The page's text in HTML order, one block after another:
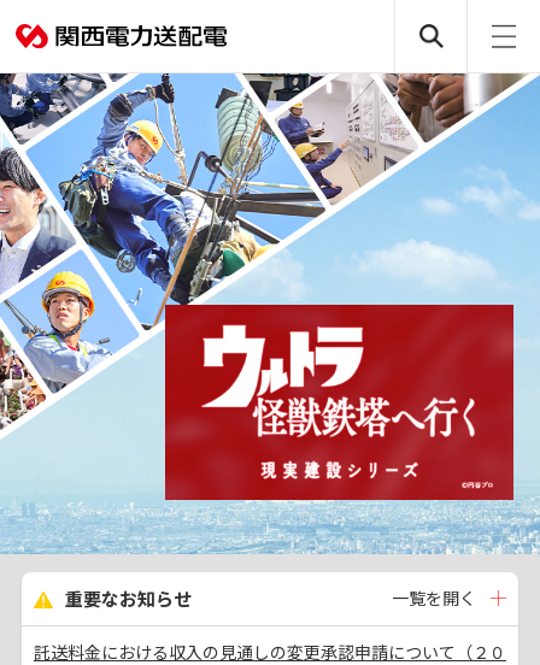
重要なお知らせ 一覧を開く
託送料金における収入の見通しの変更承認申請について（２０